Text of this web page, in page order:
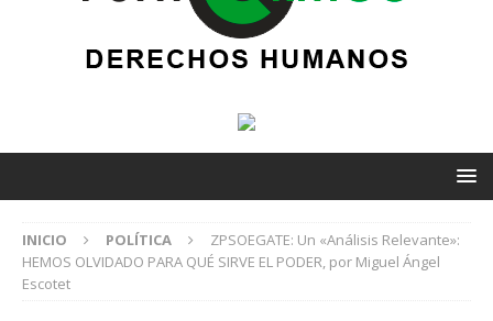
INICIO POLÍTICA
ZPSOEGATE: Un «Análisis Relevante»:
HEMOS OLVIDADO PARA QUÉ SIRVE EL PODER, por Miguel Ángel
Escotet